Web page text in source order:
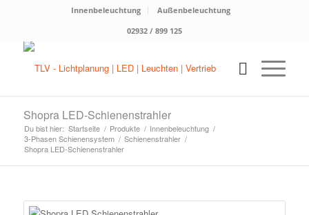
Innenbeleuchtung
Außenbeleuchtung
02932 / 899 125
Shopra LED-Schienenstrahler
Du bist hier: Startseite / Produkte / Innenbeleuchtung /
3-Phasen Schienensystem / Schienenstrahler /
Shopra LED-Schienenstrahler